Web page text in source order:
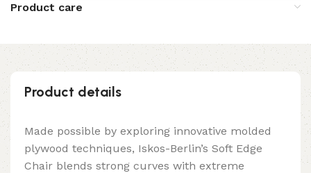
Product care
Product details
Made possible by exploring innovative molded
plywood techniques, Iskos-Berlin’s Soft Edge
Chair blends strong curves with extreme